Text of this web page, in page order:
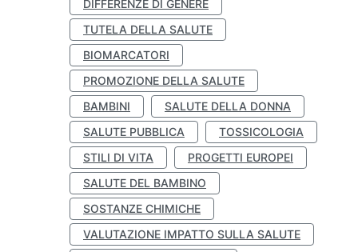
DIFFERENZE DI GENERE
TUTELA DELLA SALUTE
BIOMARCATORI
PROMOZIONE DELLA SALUTE
BAMBINI
SALUTE DELLA DONNA
SALUTE PUBBLICA
TOSSICOLOGIA
STILI DI VITA
PROGETTI EUROPEI
SALUTE DEL BAMBINO
SOSTANZE CHIMICHE
VALUTAZIONE IMPATTO SULLA SALUTE